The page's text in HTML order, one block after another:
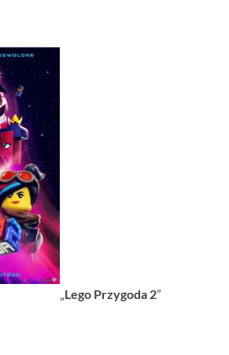
„Lego Przygoda 2”